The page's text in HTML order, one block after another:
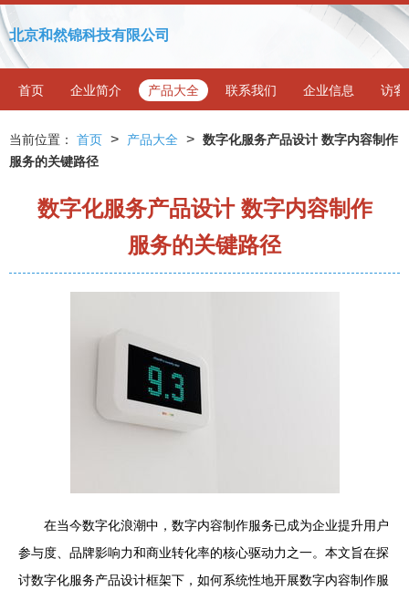
北京和然锦科技有限公司
首页 企业简介 产品大全 联系我们 企业信息 访客
当前位置： 首页 > 产品大全 > 数字化服务产品设计 数字内容制作
服务的关键路径
数字化服务产品设计 数字内容制作
服务的关键路径
在当今数字化浪潮中，数字内容制作服务已成为企业提升用户
参与度、品牌影响力和商业转化率的核心驱动力之一。本文旨在探
讨数字化服务产品设计框架下，如何系统性地开展数字内容制作服